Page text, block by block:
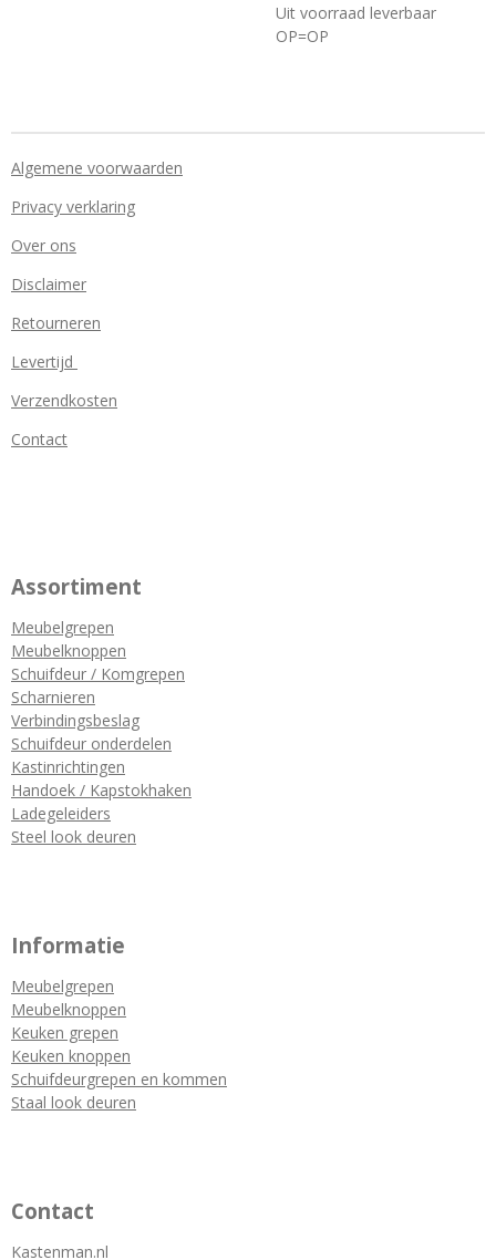
Uit voorraad leverbaar
OP=OP
Algemene voorwaarden
Privacy verklaring
Over ons
Disclaimer
Retourneren
Levertijd
Verzendkosten
Contact
Assortiment
Meubelgrepen
Meubelknoppen
Schuifdeur / Komgrepen
Scharnieren
Verbindingsbeslag
Schuifdeur onderdelen
Kastinrichtingen
Handoek / Kapstokhaken
Ladegeleiders
Steel look deuren
Informatie
Meubelgrepen
Meubelknoppen
Keuken grepen
Keuken knoppen
Schuifdeurgrepen en kommen
Staal look deuren
Contact
Kastenman.nl